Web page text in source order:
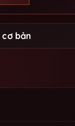
bản